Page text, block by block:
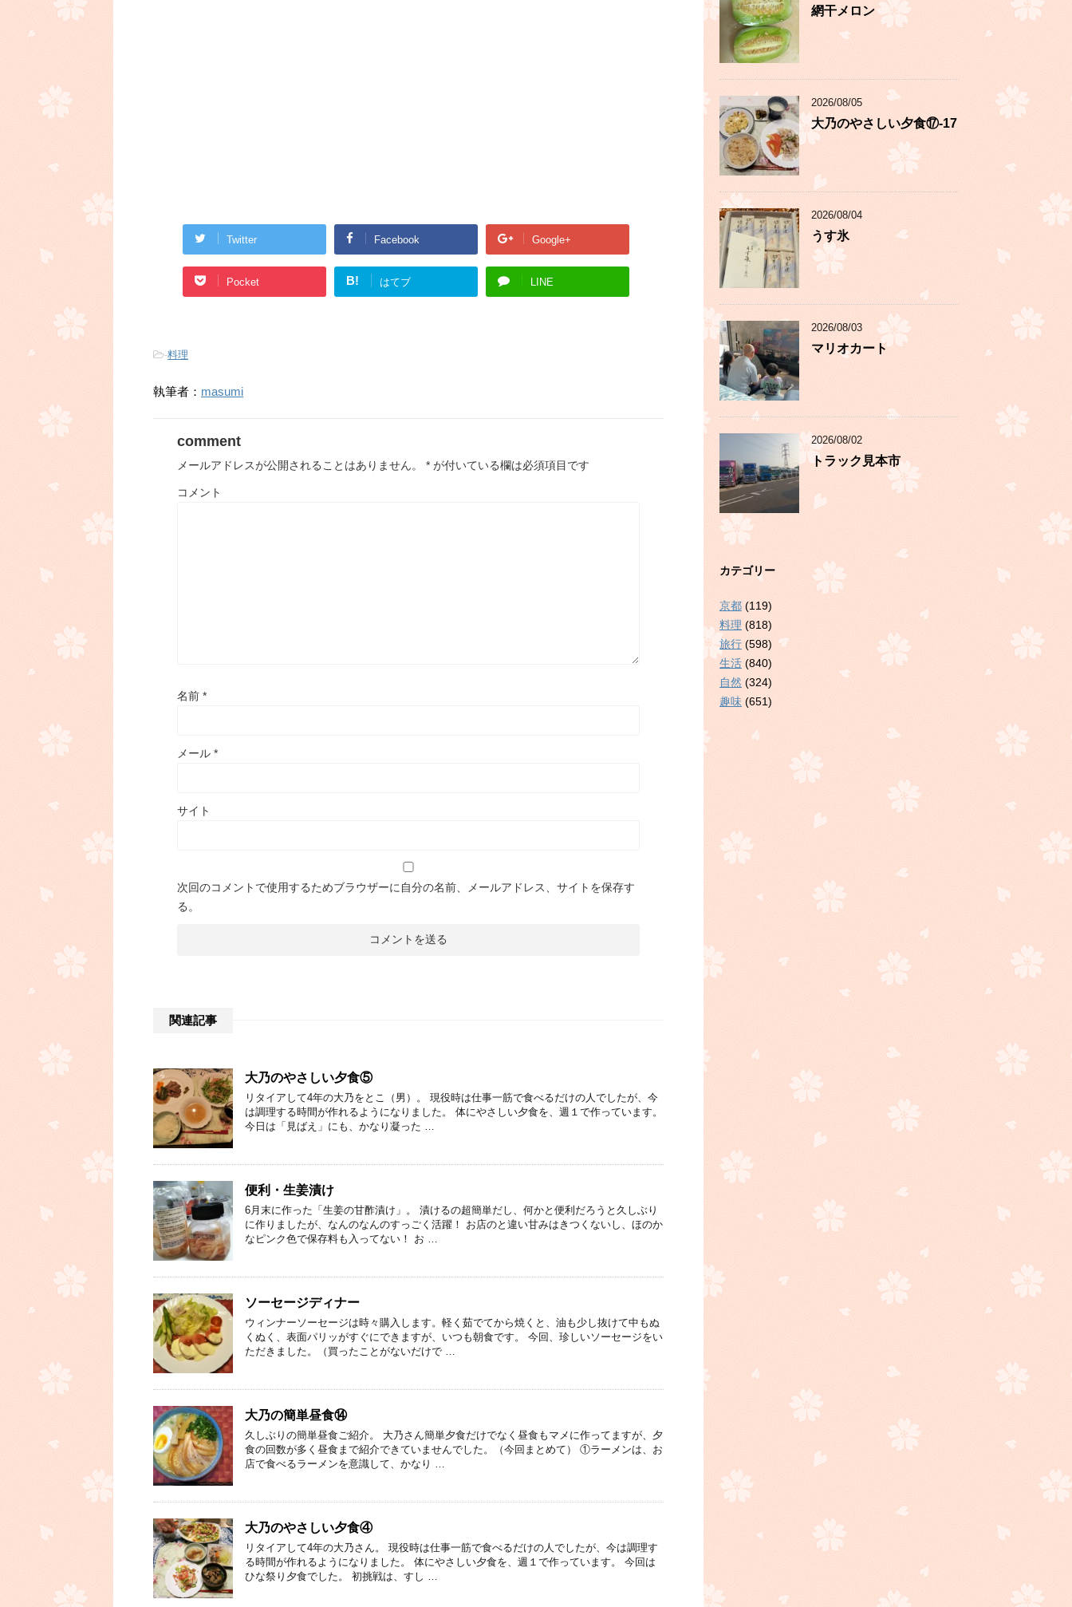
Twitter Facebook Google+
Pocket B! はてブ LINE
-料理
執筆者： masumi
comment
メールアドレスが公開されることはありません。 * が付いている欄は必須項目です
コメント
名前 *
メール *
サイト
次回のコメントで使用するためブラウザーに自分の名前、メールアドレス、サイトを保存す
る。
関連記事
大乃のやさしい夕食⑤
リタイアして4年の大乃をとこ（男）。 現役時は仕事一筋で食べるだけの人でしたが、今
は調理する時間が作れるようになりました。 体にやさしい夕食を、週１で作っています。
今日は「見ばえ」にも、かなり凝った …
便利・生姜漬け
6月末に作った「生姜の甘酢漬け」。 漬けるの超簡単だし、何かと便利だろうと久しぶり
に作りましたが、なんのなんのすっごく活躍！ お店のと違い甘みはきつくないし、ほのか
なピンク色で保存料も入ってない！ お …
ソーセージディナー
ウィンナーソーセージは時々購入します。軽く茹でてから焼くと、油も少し抜けて中もぬ
くぬく、表面パリッがすぐにできますが、いつも朝食です。 今回、珍しいソーセージをい
ただきました。（買ったことがないだけで …
大乃の簡単昼食⑭
久しぶりの簡単昼食ご紹介。 大乃さん簡単夕食だけでなく昼食もマメに作ってますが、夕
食の回数が多く昼食まで紹介できていませんでした。（今回まとめて） ①ラーメンは、お
店で食べるラーメンを意識して、かなり …
大乃のやさしい夕食④
リタイアして4年の大乃さん。 現役時は仕事一筋で食べるだけの人でしたが、今は調理す
る時間が作れるようになりました。 体にやさしい夕食を、週１で作っています。 今回は
ひな祭り夕食でした。 初挑戦は、すし …
網干メロン
2026/08/05
大乃のやさしい夕食⑰-17
2026/08/04
うす氷
2026/08/03
マリオカート
2026/08/02
トラック見本市
カテゴリー
京都 (119)
料理 (818)
旅行 (598)
生活 (840)
自然 (324)
趣味 (651)